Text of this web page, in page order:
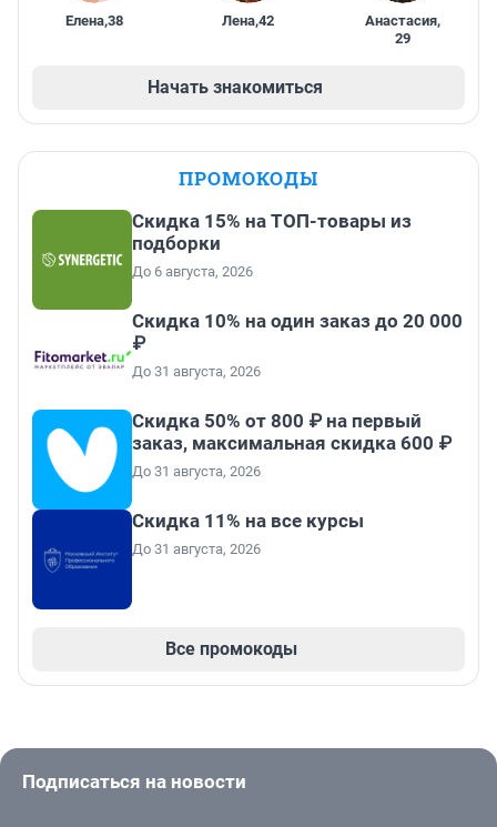
Елена,38 Лена,42 Анастасия,
29
Начать знакомиться
ПРОМОКОДЫ
Скидка 15% на ТОП-товары из
подборки
До 6 августа, 2026
Скидка 10% на один заказ до 20 000
₽
До 31 августа, 2026
Скидка 50% от 800 ₽ на первый
заказ, максимальная скидка 600 ₽
До 31 августа, 2026
Скидка 11% на все курсы
До 31 августа, 2026
Все промокоды
Подписаться на новости